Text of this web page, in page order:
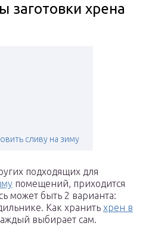
заготовки хрена
сливу на зиму
подходящих для
помещений, приходится
может быть 2 варианта:
Как хранить хрен в
выбирает сам.